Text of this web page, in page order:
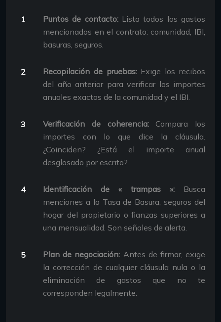
Puntos de contacto:Lista todos los gastos
mencionados en el contrato: comunidad, IBI,
basuras, seguros.
Recopilación de pruebas:Exige los recibos
del año anterior para verificar los importes
anuales exactos de la comunidad y el IBI.
Verificación de coherencia:Compara los
importes con lo que dice la cláusula.
¿Coinciden? ¿Está el importe anual
desglosado por escrito?
Identificación de « trampas »: Busca
menciones a la Tasa de Basura, seguros del
hogar del propietario o fianzas superiores a
una mensualidad. Son señales de alerta.
Plan de negociación: Antes de firmar, exige
la corrección de cualquier cláusula nula o la
eliminación de gastos que no te
corresponden legalmente.